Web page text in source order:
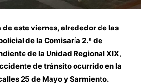
de este viernes, alrededor de las
de la Comisaría 2.ª de
de la Unidad Regional XIX,
de tránsito ocurrido en la
25 de Mayo y Sarmiento.